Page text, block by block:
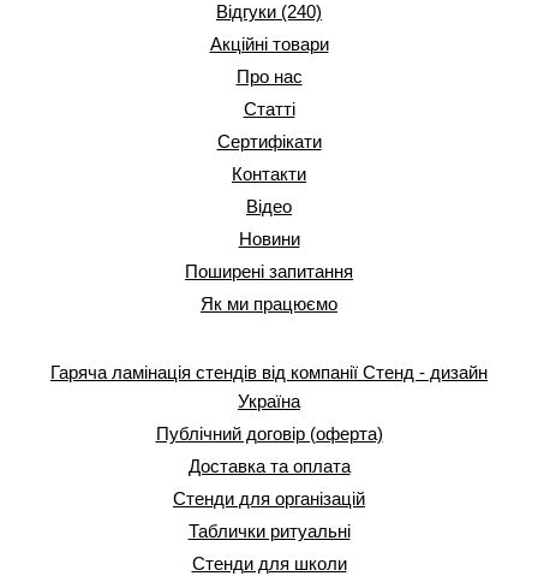
Відгуки (240)
Акційні товари
Про нас
Статті
Сертифікати
Контакти
Відео
Новини
Поширені запитання
Як ми працюємо
Гаряча ламінація стендів від компанії Стенд - дизайн
Україна
Публічний договір (оферта)
Доставка та оплата
Стенди для організацій
Таблички ритуальні
Стенди для школи